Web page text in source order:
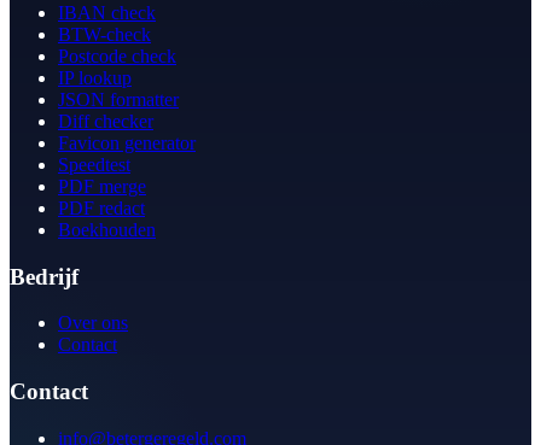
IBAN check
BTW-check
Postcode check
IP lookup
JSON formatter
Diff checker
Favicon generator
Speedtest
PDF merge
PDF redact
Boekhouden
Bedrijf
Over ons
Contact
Contact
info@betergeregeld.com